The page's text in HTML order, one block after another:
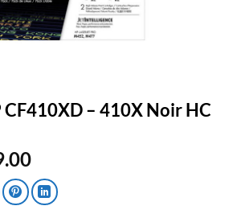
CF410XD – 410X Noir HC
Le
prix
actuel